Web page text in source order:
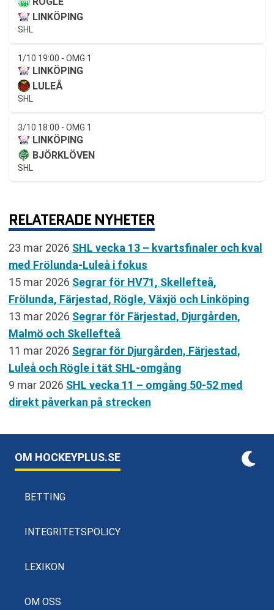
LINKÖPING
SHL
1/10 19:00 - OMG 1
LINKÖPING
LULEÅ
SHL
3/10 18:00 - OMG 1
LINKÖPING
BJÖRKLÖVEN
SHL
RELATERADE NYHETER
23 mar 2026 SHL vecka 13 – kvartsfinaler och kval
med Frölunda-Luleå i fokus
15 mar 2026 Segrar för HV71, Skellefteå,
Frölunda, Färjestad, Rögle, Växjö och Linköping
13 mar 2026 Segrar för Färjestad, Djurgården,
Malmö och Skellefteå
11 mar 2026 Segrar för Djurgården, Färjestad,
Luleå och Rögle i tät SHL-omgång
9 mar 2026 SHL vecka 11 – omgång 50-52 med
direkt påverkan på strecken
OM HOCKEYPLUS.SE
BETTING
INTEGRITETSPOLICY
LEXIKON
OM OSS